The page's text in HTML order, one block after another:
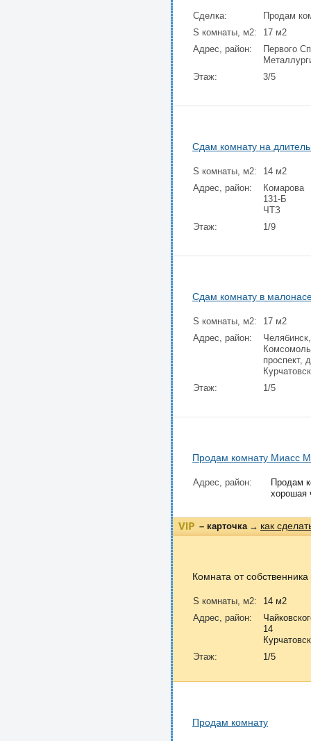
Сделка:
Продам
S комнаты, м2:
17 м2
Адрес, район:
Первого
Этаж:
3/5
Сдам комнату на
S комнаты, м2:
14 м2
Адрес, район:
Комарова
131-Б
ЧТЗ
Этаж:
1/9
Сдам комнату в
S комнаты, м2:
17 м2
Адрес, район:
Челябинск,
проспект,
Этаж:
1/5
Продам комнату Миасс
Адрес, район:
Продам
хорошая
– карточка → как
Комната от собственника
S комнаты, м2:
14 м2
Адрес, район:
14
Этаж:
1/5
Продам комнату